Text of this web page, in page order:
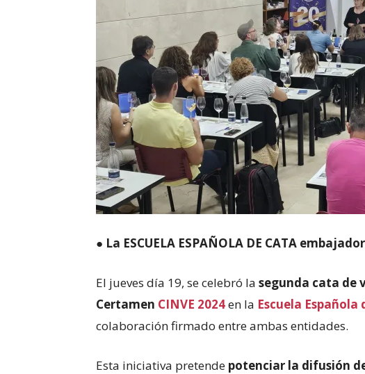
● La ESCUELA ESPAÑOLA DE CATA
El jueves día 19, se celebró la segunda cata de
Certamen CINVE 2024en la Escuela Española
colaboración firmado entre ambas entidades.
Esta iniciativa pretende potenciar la difusión